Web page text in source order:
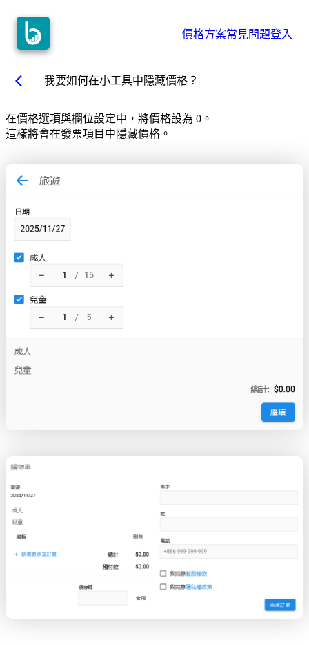
價格方案常見問題登入
arrow_back_ios 我要如何在小工具中隱藏價格？
在價格選項與欄位設定中，將價格設為 0。
這樣將會在發票項目中隱藏價格。